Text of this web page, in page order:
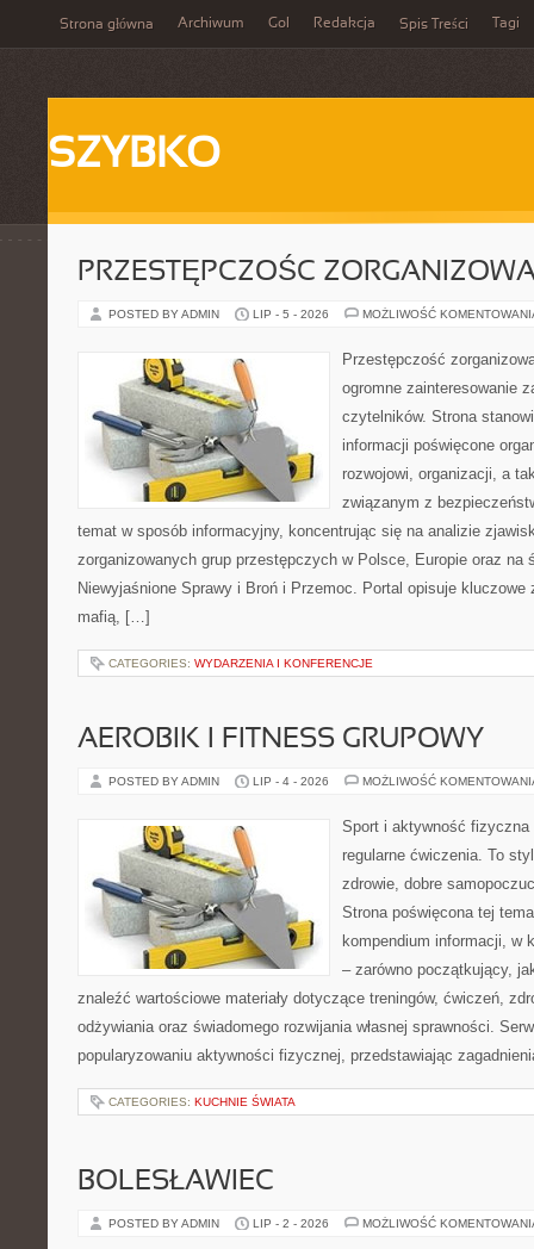
Strona główna Archiwum Gol Redakcja Spis Treści Tagi
SZYBKO
PRZESTĘPCZOŚC
POSTED BY ADMIN LIP - 5 - 2026 MOŻLIWOŚĆ
Przestępczość
ogromne zainteresowanie
czytelników. Strona
informacji poświęcone
rozwojowi, organizacji, a
związanym z
temat w sposób informacyjny, koncentrując się na analizie
zorganizowanych grup przestępczych w Polsce, Europie oraz na
Niewyjaśnione Sprawy i Broń i Przemoc. Portal opisuje kluczowe
mafią, […]
CATEGORIES: WYDARZENIA I KONFERENCJE
AEROBIK I FITNESS GRUPOWY
POSTED BY ADMIN LIP - 4 - 2026 MOŻLIWOŚĆ
Sport i aktywność
regularne ćwiczenia. To
zdrowie, dobre
Strona poświęcona tej
kompendium informacji, w
– zarówno początkujący,
znaleźć wartościowe materiały dotyczące treningów, ćwiczeń,
odżywiania oraz świadomego rozwijania własnej sprawności.
popularyzowaniu aktywności fizycznej, przedstawiając
CATEGORIES: KUCHNIE ŚWIATA
BOLESŁAWIEC
POSTED BY ADMIN LIP - 2 - 2026 MOŻLIWOŚĆ